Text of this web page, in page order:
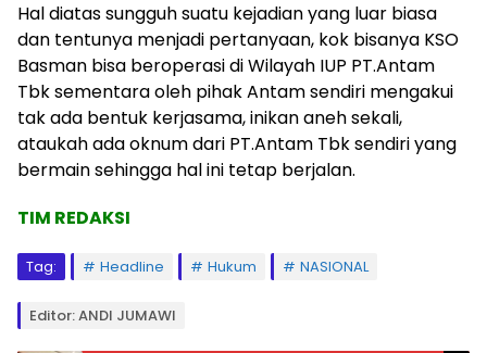
Hal diatas sungguh suatu kejadian yang luar biasa
dan tentunya menjadi pertanyaan, kok bisanya KSO
Basman bisa beroperasi di Wilayah IUP PT.Antam
Tbk sementara oleh pihak Antam sendiri mengakui
tak ada bentuk kerjasama, inikan aneh sekali,
ataukah ada oknum dari PT.Antam Tbk sendiri yang
bermain sehingga hal ini tetap berjalan.
TIM REDAKSI
Tag: Headline Hukum NASIONAL
Editor: ANDI JUMAWI